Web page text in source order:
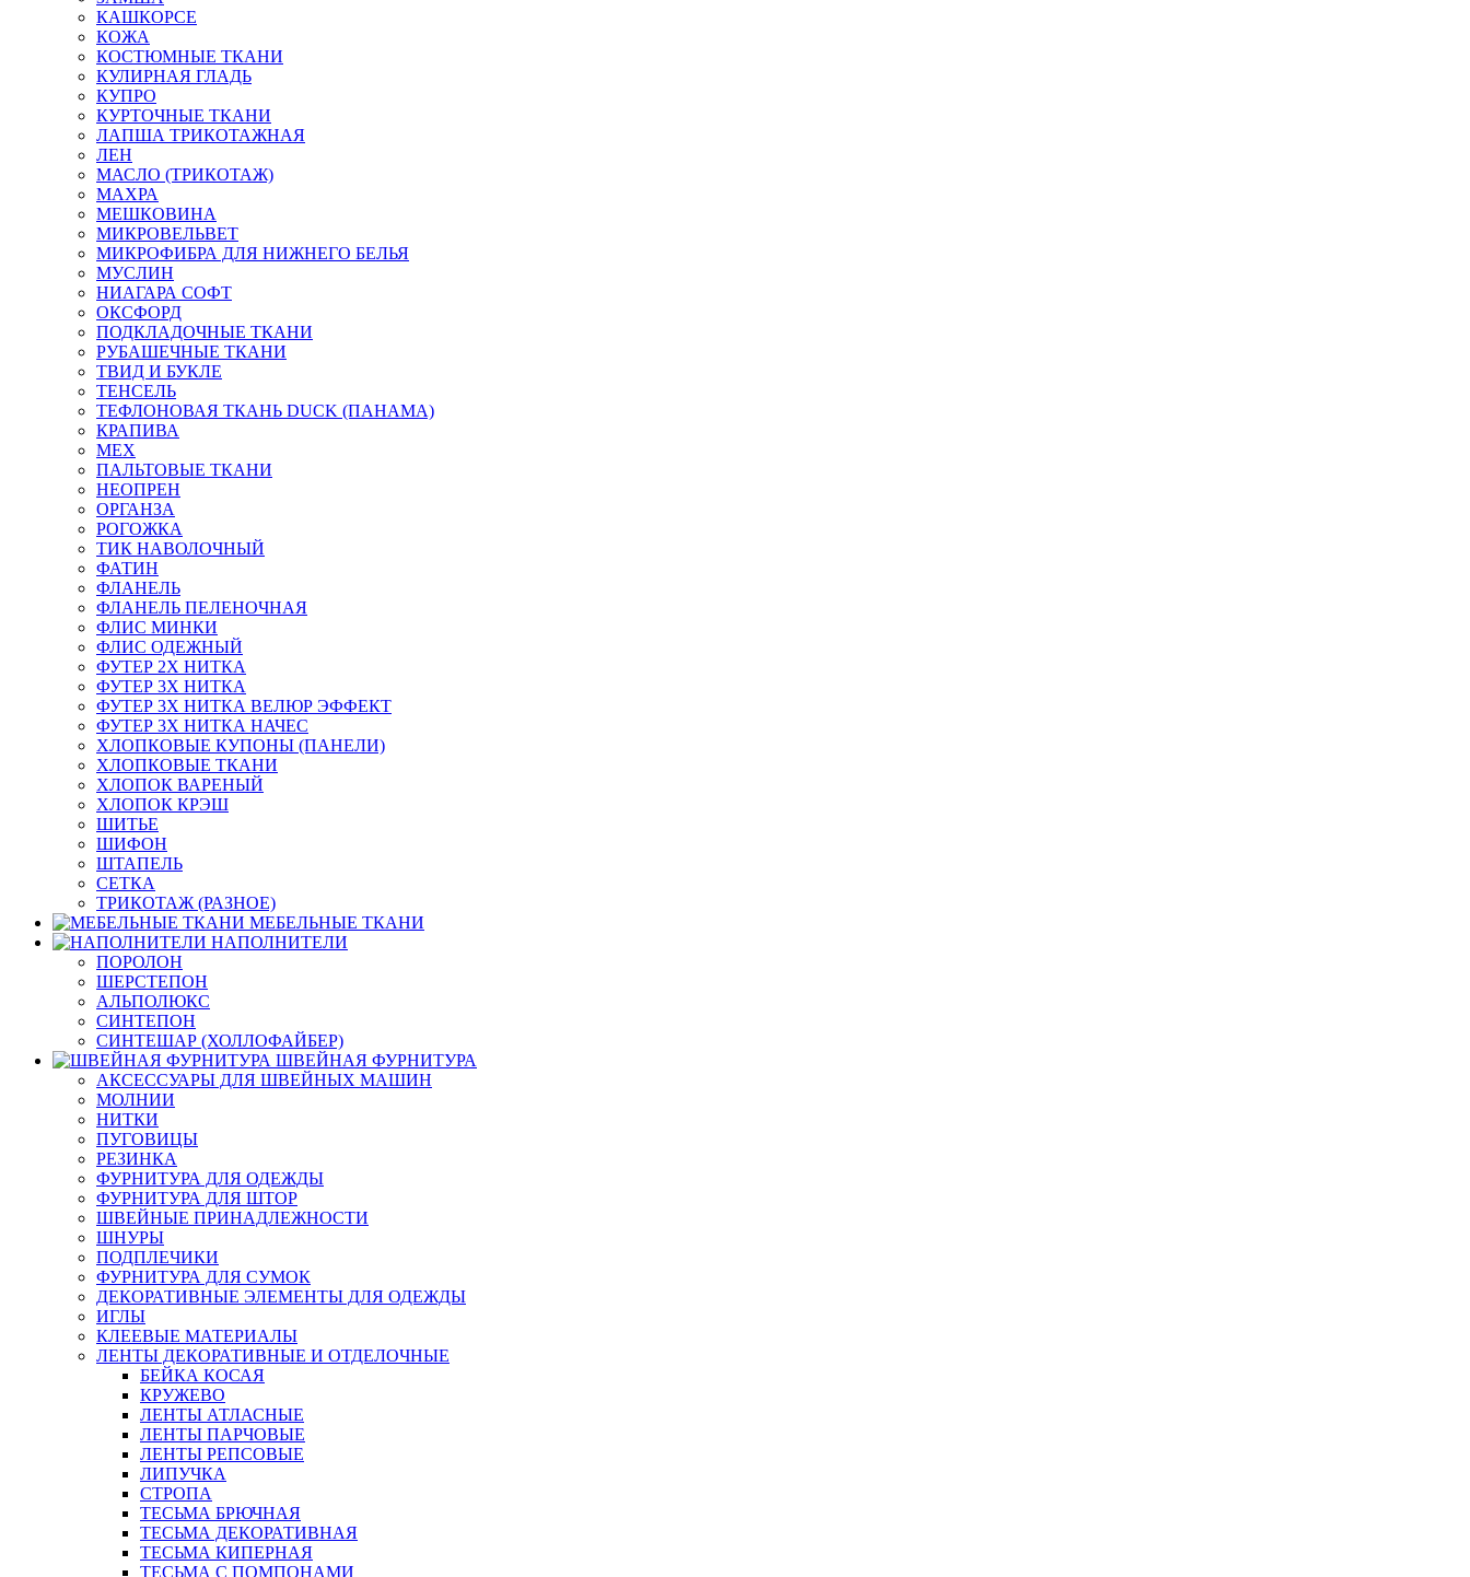
КАШКОРСЕ
КОЖА
КОСТЮМНЫЕ ТКАНИ
КУЛИРНАЯ ГЛАДЬ
КУПРО
КУРТОЧНЫЕ ТКАНИ
ЛАПША ТРИКОТАЖНАЯ
ЛЕН
МАСЛО (ТРИКОТАЖ)
МАХРА
МЕШКОВИНА
МИКРОВЕЛЬВЕТ
МИКРОФИБРА ДЛЯ НИЖНЕГО БЕЛЬЯ
МУСЛИН
НИАГАРА СОФТ
ОКСФОРД
ПОДКЛАДОЧНЫЕ ТКАНИ
РУБАШЕЧНЫЕ ТКАНИ
ТВИД И БУКЛЕ
ТЕНСЕЛЬ
ТЕФЛОНОВАЯ ТКАНЬ DUCK (ПАНАМА)
КРАПИВА
МЕХ
ПАЛЬТОВЫЕ ТКАНИ
НЕОПРЕН
ОРГАНЗА
РОГОЖКА
ТИК НАВОЛОЧНЫЙ
ФАТИН
ФЛАНЕЛЬ
ФЛАНЕЛЬ ПЕЛЕНОЧНАЯ
ФЛИС МИНКИ
ФЛИС ОДЕЖНЫЙ
ФУТЕР 2Х НИТКА
ФУТЕР 3Х НИТКА
ФУТЕР 3Х НИТКА ВЕЛЮР ЭФФЕКТ
ФУТЕР 3Х НИТКА НАЧЕС
ХЛОПКОВЫЕ КУПОНЫ (ПАНЕЛИ)
ХЛОПКОВЫЕ ТКАНИ
ХЛОПОК ВАРЕНЫЙ
ХЛОПОК КРЭШ
ШИТЬЕ
ШИФОН
ШТАПЕЛЬ
СЕТКА
ТРИКОТАЖ (РАЗНОЕ)
МЕБЕЛЬНЫЕ ТКАНИ
НАПОЛНИТЕЛИ
ПОРОЛОН
ШЕРСТЕПОН
АЛЬПОЛЮКС
СИНТЕПОН
СИНТЕШАР (ХОЛЛОФАЙБЕР)
ШВЕЙНАЯ ФУРНИТУРА
АКСЕССУАРЫ ДЛЯ ШВЕЙНЫХ МАШИН
МОЛНИИ
НИТКИ
ПУГОВИЦЫ
РЕЗИНКА
ФУРНИТУРА ДЛЯ ОДЕЖДЫ
ФУРНИТУРА ДЛЯ ШТОР
ШВЕЙНЫЕ ПРИНАДЛЕЖНОСТИ
ШНУРЫ
ПОДПЛЕЧИКИ
ФУРНИТУРА ДЛЯ СУМОК
ДЕКОРАТИВНЫЕ ЭЛЕМЕНТЫ ДЛЯ ОДЕЖДЫ
ИГЛЫ
КЛЕЕВЫЕ МАТЕРИАЛЫ
ЛЕНТЫ ДЕКОРАТИВНЫЕ И ОТДЕЛОЧНЫЕ
БЕЙКА КОСАЯ
КРУЖЕВО
ЛЕНТЫ АТЛАСНЫЕ
ЛЕНТЫ ПАРЧОВЫЕ
ЛЕНТЫ РЕПСОВЫЕ
ЛИПУЧКА
СТРОПА
ТЕСЬМА БРЮЧНАЯ
ТЕСЬМА ДЕКОРАТИВНАЯ
ТЕСЬМА КИПЕРНАЯ
ТЕСЬМА С ПОМПОНАМИ